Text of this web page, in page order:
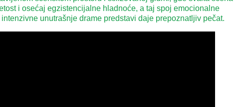
i osećaj egzistencijalne hladnoće, a taj spoj emocionalne
unutrašnje drame predstavi daje prepoznatljiv pečat.